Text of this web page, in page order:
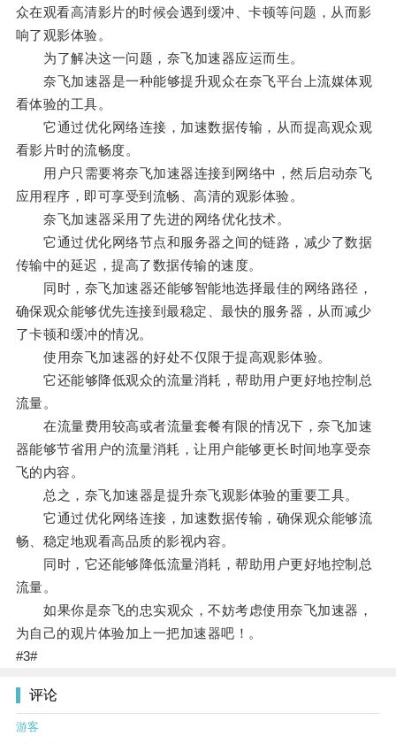
众在观看高清影片的时候会遇到缓冲、卡顿等问题，从而影
响了观影体验。
为了解决这一问题，奈飞加速器应运而生。
奈飞加速器是一种能够提升观众在奈飞平台上流媒体观
看体验的工具。
它通过优化网络连接，加速数据传输，从而提高观众观
看影片时的流畅度。
用户只需要将奈飞加速器连接到网络中，然后启动奈飞
应用程序，即可享受到流畅、高清的观影体验。
奈飞加速器采用了先进的网络优化技术。
它通过优化网络节点和服务器之间的链路，减少了数据
传输中的延迟，提高了数据传输的速度。
同时，奈飞加速器还能够智能地选择最佳的网络路径，
确保观众能够优先连接到最稳定、最快的服务器，从而减少
了卡顿和缓冲的情况。
使用奈飞加速器的好处不仅限于提高观影体验。
它还能够降低观众的流量消耗，帮助用户更好地控制总
流量。
在流量费用较高或者流量套餐有限的情况下，奈飞加速
器能够节省用户的流量消耗，让用户能够更长时间地享受奈
飞的内容。
总之，奈飞加速器是提升奈飞观影体验的重要工具。
它通过优化网络连接，加速数据传输，确保观众能够流
畅、稳定地观看高品质的影视内容。
同时，它还能够降低流量消耗，帮助用户更好地控制总
流量。
如果你是奈飞的忠实观众，不妨考虑使用奈飞加速器，
为自己的观片体验加上一把加速器吧！。
#3#
评论
游客